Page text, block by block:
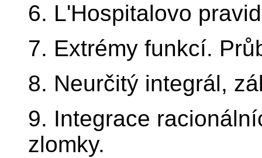
6. L'Hospitalovo
7. Extrémy funkcí.
8. Neurčitý integrál,
9. Integrace
zlomky.